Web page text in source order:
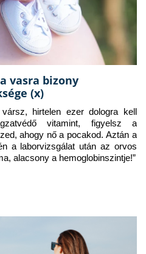
vasra bizony
(x)
hirtelen ezer dologra kell
vitamint, figyelsz a
ahogy nő a pocakod. Aztán a
a laborvizsgálat után az orvos
alacsony a hemoglobinszintje!”